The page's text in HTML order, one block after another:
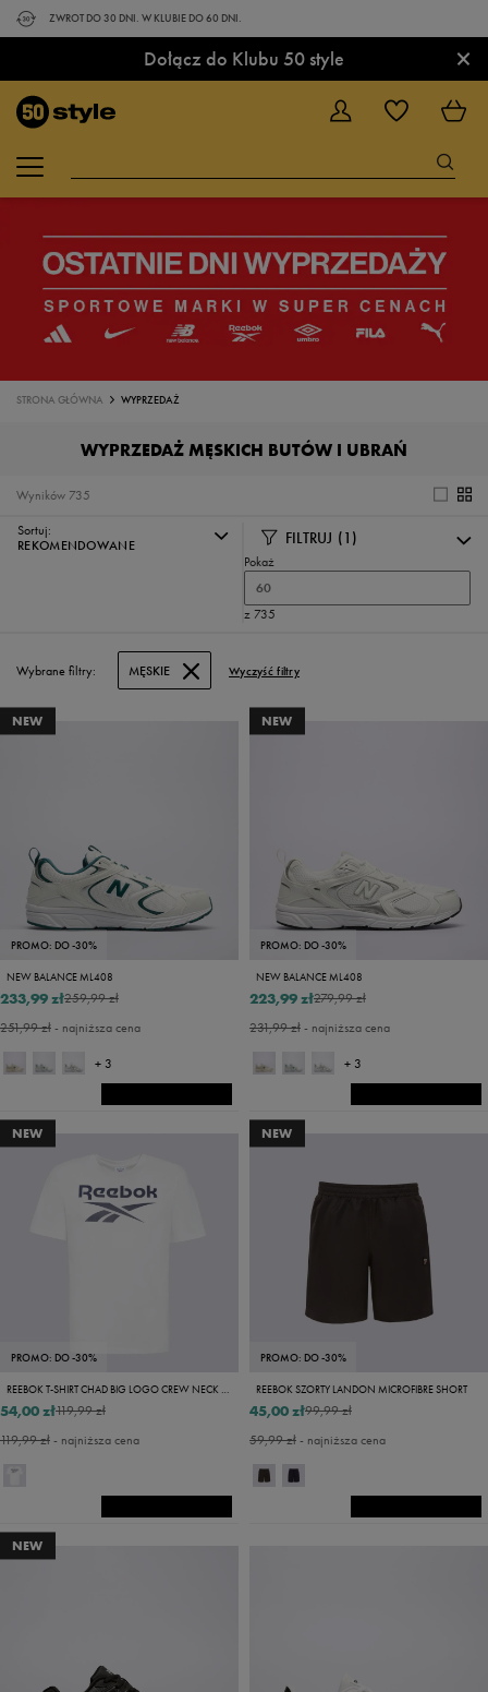
ZWROT DO 30 DNI. W KLUBIE DO 60 DNI.
Dołącz do Klubu 50 style ×
STRONA GŁÓWNA WYPRZEDAŻ
WYPRZEDAŻ MĘSKICH BUTÓW I UBRAŃ
735
Wyników
Sortuj:
REKOMENDOWANE
FILTRUJ (1)
Pokaż
60
z 735
Wybrane filtry: MĘSKIE Wyczyść filtry
NEW
PROMO: DO -30%
NEW BALANCE ML408
259,99 zł
233,99 zł
251,99 zł- najniższa cena
+ 3
NEW
PROMO: DO -30%
NEW BALANCE ML408
279,99 zł
223,99 zł
231,99 zł- najniższa cena
+ 3
NEW
PROMO: DO -30%
REEBOK T-SHIRT CHAD BIG LOGO CREW NECK SS TEE
119,99 zł
54,00 zł
119,99 zł- najniższa cena
NEW
PROMO: DO -30%
REEBOK SZORTY LANDON MICROFIBRE SHORT
99,99 zł
45,00 zł
59,99 zł- najniższa cena
NEW